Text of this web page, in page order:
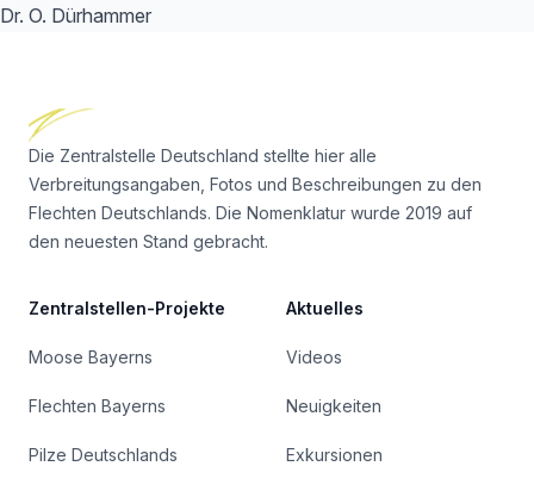
Dr. O. Dürhammer
Die Zentralstelle Deutschland stellte hier alle
Verbreitungsangaben, Fotos und Beschreibungen zu den
Flechten Deutschlands. Die Nomenklatur wurde 2019 auf
den neuesten Stand gebracht.
Zentralstellen-Projekte
Moose Bayerns
Flechten Bayerns
Pilze Deutschlands
Aktuelles
Videos
Neuigkeiten
Exkursionen